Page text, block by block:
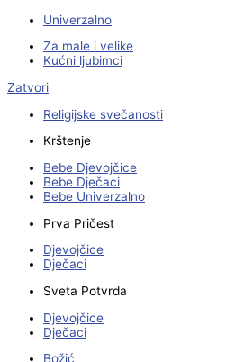
Univerzalno
Za male i velike
Kućni ljubimci
Zatvori
Religijske svečanosti
Krštenje
Bebe Djevojčice
Bebe Dječaci
Bebe Univerzalno
Prva Pričest
Djevojčice
Dječaci
Sveta Potvrda
Djevojčice
Dječaci
Božić